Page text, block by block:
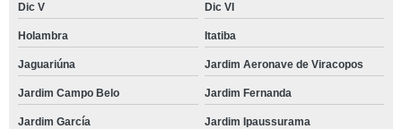
Dic V Dic VI
Holambra Itatiba
Jaguariúna Jardim Aeronave de Viracopos
Jardim Campo Belo Jardim Fernanda
Jardim García Jardim Ipaussurama